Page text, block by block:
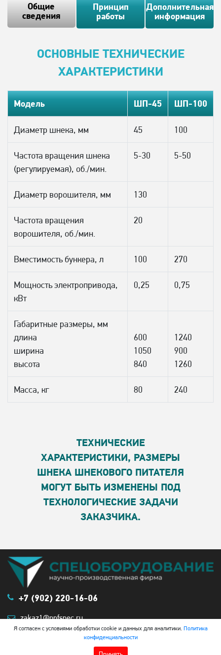
Я согласен с условиями обработки cookie и данных для аналитики. Политика
конфиденциальности
Общие
сведения
Принцип
работы
Дополнительная
информация
ОСНОВНЫЕ ТЕХНИЧЕСКИЕ
ХАРАКТЕРИСТИКИ
Модель ШП-45 ШП-100
Диаметр шнека, мм 45 100
Частота вращения шнека
(регулируемая), об./мин.
5-30 5-50
Диаметр ворошителя, мм 130
Частота вращения
ворошителя, об./мин.
20
Вместимость бункера, л 100 270
Мощность электропривода,
кВт
0,25 0,75
Габаритные размеры, мм
длина
ширина
высота
600
1050
840
1240
900
1260
Масса, кг 80 240
ТЕХНИЧЕСКИЕ
ХАРАКТЕРИСТИКИ, РАЗМЕРЫ
ШНЕКА ШНЕКОВОГО ПИТАТЕЛЯ
МОГУТ БЫТЬ ИЗМЕНЕНЫ ПОД
ТЕХНОЛОГИЧЕСКИЕ ЗАДАЧИ
ЗАКАЗЧИКА.
+7 (902) 220-16-06
zakaz1@npfspec.ru